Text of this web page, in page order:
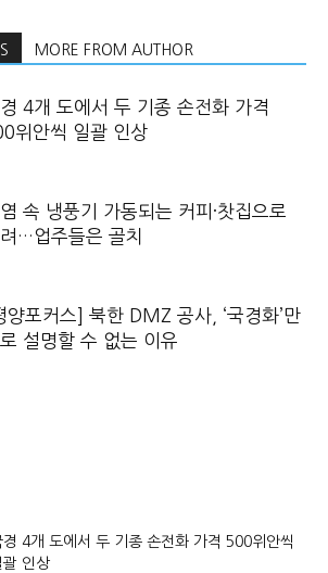
MORE FROM AUTHOR
4개 도에서 두 기종 손전화 가격
위안씩 일괄 인상
속 냉풍기 가동되는 커피·찻집으로
…업주들은 골치
양포커스] 북한 DMZ 공사, ‘국경화’만
설명할 수 없는 이유
경 4개 도에서 두 기종 손전화 가격 500위안씩
괄 인상